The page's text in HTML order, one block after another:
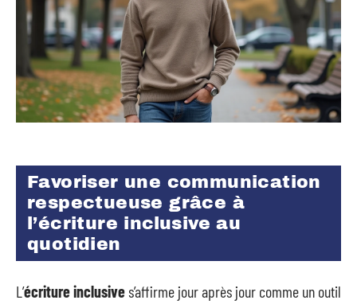
Favoriser une communication
respectueuse grâce à
l’écriture inclusive au
quotidien
L’écriture inclusives’affirme jour après jour comme un outil